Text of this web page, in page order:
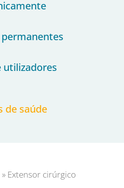
utilizadores
de saúde
»Extensor cirúrgico